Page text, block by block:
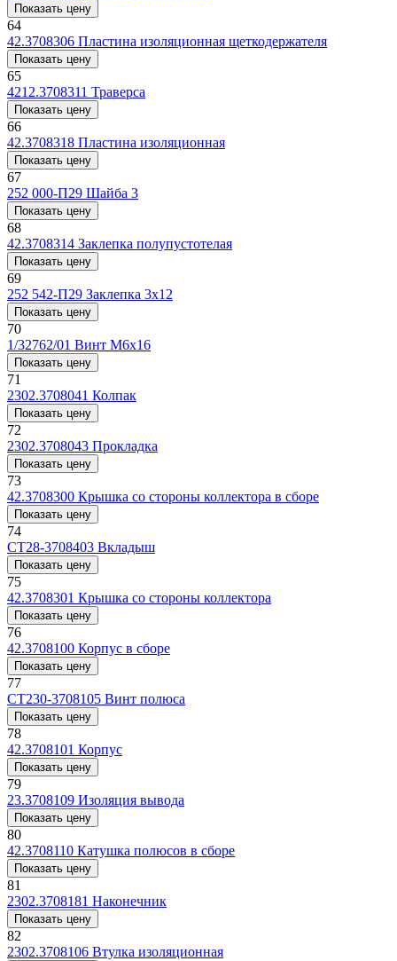
Показать цену
64
42.3708306 Пластина изоляционная щеткодержателя
Показать цену
65
4212.3708311 Траверса
Показать цену
66
42.3708318 Пластина изоляционная
Показать цену
67
252 000-П29 Шайба 3
Показать цену
68
42.3708314 Заклепка полупустотелая
Показать цену
69
252 542-П29 Заклепка 3х12
Показать цену
70
1/32762/01 Винт М6х16
Показать цену
71
2302.3708041 Колпак
Показать цену
72
2302.3708043 Прокладка
Показать цену
73
42.3708300 Крышка со стороны коллектора в сборе
Показать цену
74
СТ28-3708403 Вкладыш
Показать цену
75
42.3708301 Крышка со стороны коллектора
Показать цену
76
42.3708100 Корпус в сборе
Показать цену
77
СТ230-3708105 Винт полюса
Показать цену
78
42.3708101 Корпус
Показать цену
79
23.3708109 Изоляция вывода
Показать цену
80
42.3708110 Катушка полюсов в сборе
Показать цену
81
2302.3708181 Наконечник
Показать цену
82
2302.3708106 Втулка изоляционная